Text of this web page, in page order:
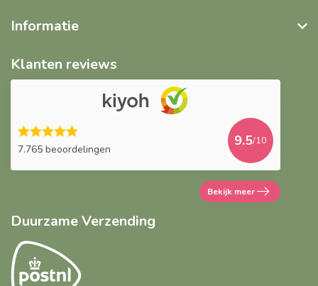
Informatie
Klanten reviews
7.765 beoordelingen
9.5/10
Bekijk meer
Duurzame Verzending